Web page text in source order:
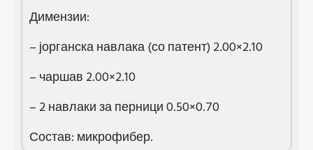
Димензии:
– јорганска навлака (со патент) 2.00×2.10
– чаршав 2.00×2.10
– 2 навлаки за перници 0.50×0.70
Состав: микрофибер.